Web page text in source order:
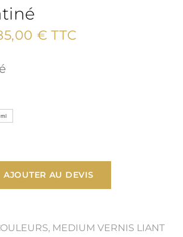
€Plage
TTC
AJOUTER AU DEVIS
, MEDIUM VERNIS LIANT